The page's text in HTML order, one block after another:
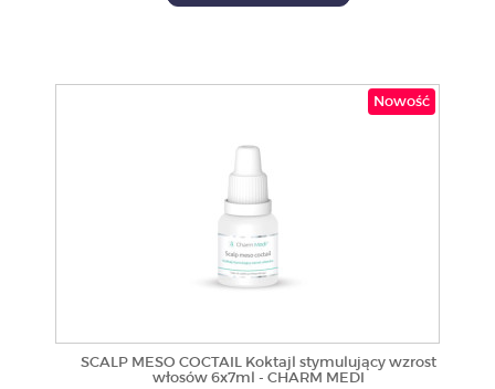
Nowość
SCALP MESO COCTAIL Koktajl stymulujący wzrost
włosów 6x7ml - CHARM MEDI